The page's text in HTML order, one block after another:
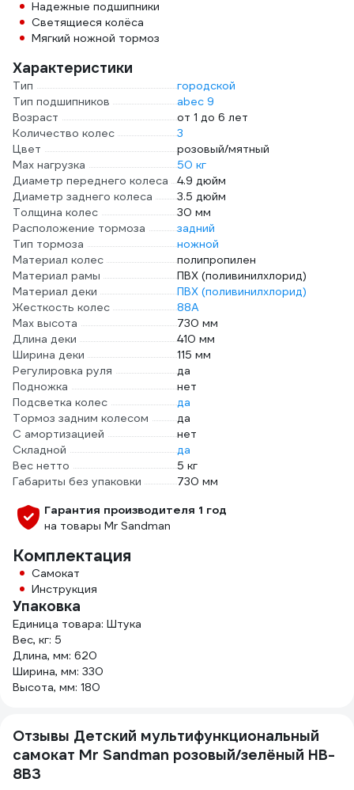
Надежные подшипники
Светящиеся колёса
Мягкий ножной тормоз
Характеристики
Тип
городской
Тип подшипников
abec 9
Возраст
от 1 до 6 лет
Количество колес
3
Цвет
розовый/мятный
Max нагрузка
50 кг
Диаметр переднего колеса
4.9 дюйм
Диаметр заднего колеса
3.5 дюйм
Толщина колес
30 мм
Расположение тормоза
задний
Тип тормоза
ножной
Материал колес
полипропилен
Материал рамы
ПВХ (поливинилхлорид)
Материал деки
ПВХ (поливинилхлорид)
Жесткость колес
88А
Max высота
730 мм
Длина деки
410 мм
Ширина деки
115 мм
Регулировка руля
да
Подножка
нет
Подсветка колес
да
Тормоз задним колесом
да
С амортизацией
нет
Складной
да
Вес нетто
5 кг
Габариты без упаковки
730 мм
Гарантия производителя 1 год
на товары Mr Sandman
Комплектация
Самокат
Инструкция
Упаковка
Единица товара: Штука
Вес, кг: 5
Длина, мм: 620
Ширина, мм: 330
Высота, мм: 180
Отзывы Детский мультифункциональный
самокат Mr Sandman розовый/зелёный HB-
8BЗ